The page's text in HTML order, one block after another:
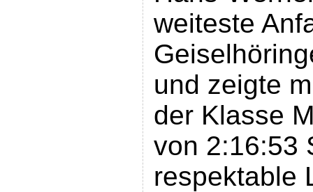
weiteste
und zeigte
der Klasse
von 2:16:53
respektable